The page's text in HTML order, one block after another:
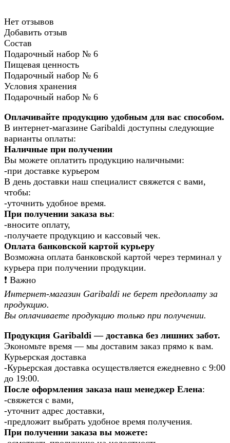
Нет отзывов
Добавить отзыв
Состав
Подарочный набор № 6
Пищевая ценность
Подарочный набор № 6
Условия хранения
Подарочный набор № 6
Оплачивайте продукцию удобным для вас способом.
В интернет-магазине Garibaldi доступны следующие
варианты оплаты:
Наличные при получении
Вы можете оплатить продукцию наличными:
-при доставке курьером
В день доставки наш специалист свяжется с вами,
чтобы:
-уточнить удобное время.
При получении заказа вы:
-вносите оплату,
-получаете продукцию и кассовый чек.
Оплата банковской картой курьеру
Возможна оплата банковской картой через терминал у
курьера при получении продукции.
❗️ Важно
Интернет-магазин Garibaldi не берет предоплату за
продукцию.
Вы оплачиваете продукцию только при получении.
Продукция Garibaldi — доставка без лишних забот.
Экономьте время — мы доставим заказ прямо к вам.
Курьерская доставка
-Курьерская доставка осуществляется ежедневно с 9:00
до 19:00.
После оформления заказа наш менеджер Елена:
-свяжется с вами,
-уточнит адрес доставки,
-предложит выбрать удобное время получения.
При получении заказа вы можете: